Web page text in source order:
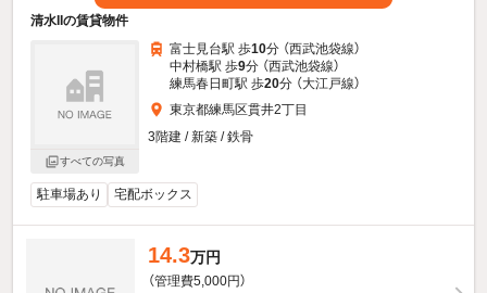
清水IIの賃貸物件
すべての写真
富士見台駅 歩10分 （西武池袋線）
中村橋駅 歩9分 （西武池袋線）
練馬春日町駅 歩20分 （大江戸線）
東京都練馬区貫井2丁目
3階建 / 新築 / 鉄骨
駐車場あり 宅配ボックス
14.3万円
（管理費5,000円）